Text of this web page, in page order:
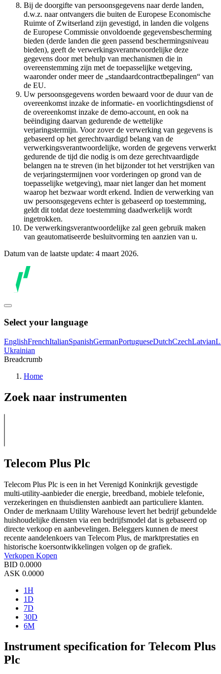
Bij de doorgifte van persoonsgegevens naar derde landen,
d.w.z. naar ontvangers die buiten de Europese Economische
Ruimte of Zwitserland zijn gevestigd, in landen die volgens
de Europese Commissie onvoldoende gegevensbescherming
bieden (derde landen die geen passend beschermingsniveau
bieden), geeft de verwerkingsverantwoordelijke deze
gegevens door met behulp van mechanismen die in
overeenstemming zijn met de toepasselijke wetgeving,
waaronder onder meer de „standaardcontractbepalingen“ van
de EU.
Uw persoonsgegevens worden bewaard voor de duur van de
overeenkomst inzake de informatie- en voorlichtingsdienst of
de overeenkomst inzake de demo-account, en ook na
beëindiging daarvan gedurende de wettelijke
verjaringstermijn. Voor zover de verwerking van gegevens is
gebaseerd op het gerechtvaardigd belang van de
verwerkingsverantwoordelijke, worden de gegevens verwerkt
gedurende de tijd die nodig is om deze gerechtvaardigde
belangen na te streven (in het bijzonder tot het verstrijken van
de verjaringstermijnen voor vorderingen op grond van de
toepasselijke wetgeving), maar niet langer dan het moment
waarop het bezwaar wordt erkend. Indien de verwerking van
uw persoonsgegevens echter is gebaseerd op toestemming,
geldt dit totdat deze toestemming daadwerkelijk wordt
ingetrokken.
De verwerkingsverantwoordelijke zal geen gebruik maken
van geautomatiseerde besluitvorming ten aanzien van u.
Datum van de laatste update: 4 maart 2026.
Select your language
EnglishFrenchItalianSpanishGermanPortugueseDutchCzechLatvian
Ukrainian
Breadcrumb
Home
Zoek naar instrumenten
Telecom Plus Plc
Telecom Plus Plc is een in het Verenigd Koninkrijk gevestigde
multi-utility-aanbieder die energie, breedband, mobiele telefonie,
verzekeringen en thuisdiensten aanbiedt aan particuliere klanten.
Onder de merknaam Utility Warehouse levert het bedrijf gebundelde
huishoudelijke diensten via een bedrijfsmodel dat is gebaseerd op
directe verkoop en aanbevelingen. Beleggers kunnen de meest
recente aandelenkoers van Telecom Plus, de marktprestaties en
historische koersontwikkelingen volgen op de grafiek.
Verkopen Kopen
BID 0.0000
ASK 0.0000
1H
1D
7D
30D
6M
Instrument specification for Telecom Plus
Plc